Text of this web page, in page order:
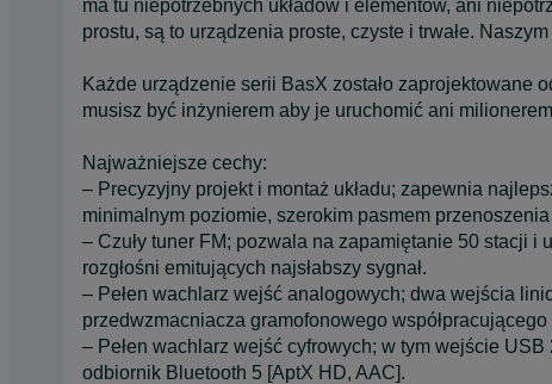
ma tu niepotrzebnych układów i elementów, ani
prostu, są to urządzenia proste, czyste i trwałe.
Każde urządzenie serii BasX zostało zaprojektowane
musisz być inżynierem aby je uruchomić ani
Najważniejsze cechy:
– Precyzyjny projekt i montaż układu; zapewnia
minimalnym poziomie, szerokim pasmem
– Czuły tuner FM; pozwala na zapamiętanie 50 stacji i
rozgłośni emitujących najsłabszy sygnał.
– Pełen wachlarz wejść analogowych; dwa wejścia
przedwzmacniacza gramofonowego współpracującego
– Pełen wachlarz wejść cyfrowych; w tym wejście
odbiornik Bluetooth 5 [AptX HD, AAC].